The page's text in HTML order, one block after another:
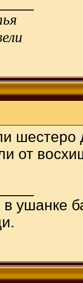
шестеро
от
ушанке